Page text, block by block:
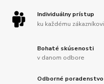
Individuálny prístup
ku každému zákazníkovi
Bohaté skúsenosti
v danom odbore
Odborné poradenstvo